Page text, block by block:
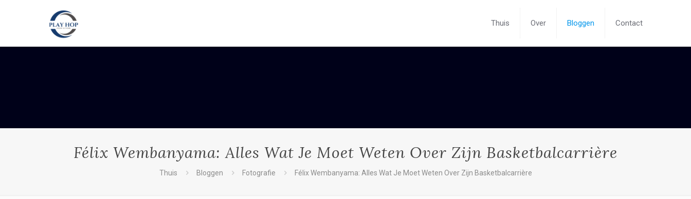
Thuis Over Bloggen Contact
Félix Wembanyama: Alles Wat Je Moet Weten Over Zijn Basketbalcarrière
Thuis Bloggen Fotografie Félix Wembanyama: Alles Wat Je Moet Weten Over Zijn Basketbalcarrière